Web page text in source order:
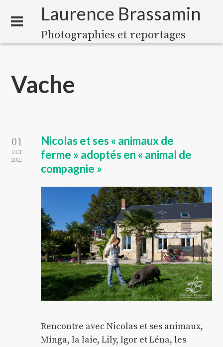
Laurence Brassamin
Photographies et reportages
Vache
01
OCT
2021
Nicolas et ses « animaux de
ferme » adoptés en « animal de
compagnie »
Rencontre avec Nicolas et ses animaux,
Minga, la laie, Lily, Igor et Léna, les